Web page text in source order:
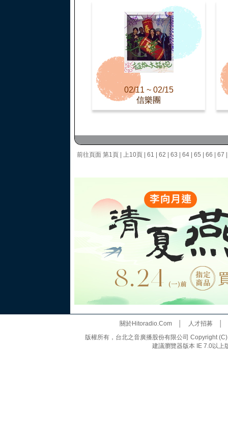
02/11 ~ 02/15
信樂團
前往頁面 第1頁 上10頁 61 62 63 64 65 66 67
關於Hitoradio.Com│ 人才招募
版權所有，台北之音廣播股份有限公司 Copyright
建議瀏覽器版本 IE 7.0以上